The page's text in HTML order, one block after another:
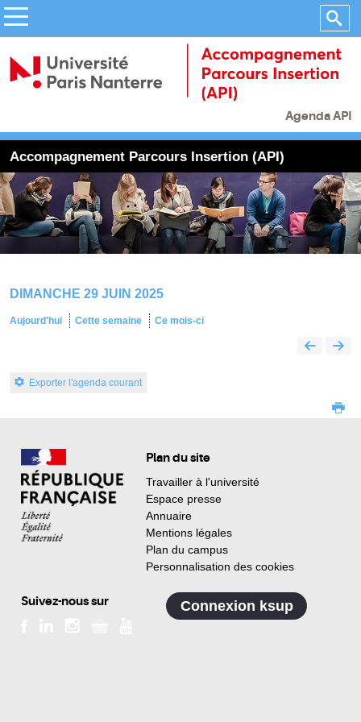
Agenda API
Accompagnement Parcours Insertion (API)
DIMANCHE 29 JUIN 2025
Aujourd'hui Cette semaine Ce mois-ci
Exporter l'agenda courant
Plan du site
Travailler à l'université
Espace presse
Annuaire
Mentions légales
Plan du campus
Personnalisation des cookies
Suivez-nous sur Connexion ksup